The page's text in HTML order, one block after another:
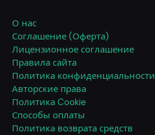
О нас
Соглашение (Оферта)
Лицензионное соглашение
Правила сайта
Политика конфиденциальности
Авторские права
Политика Cookie
Способы оплаты
Политика возврата средств